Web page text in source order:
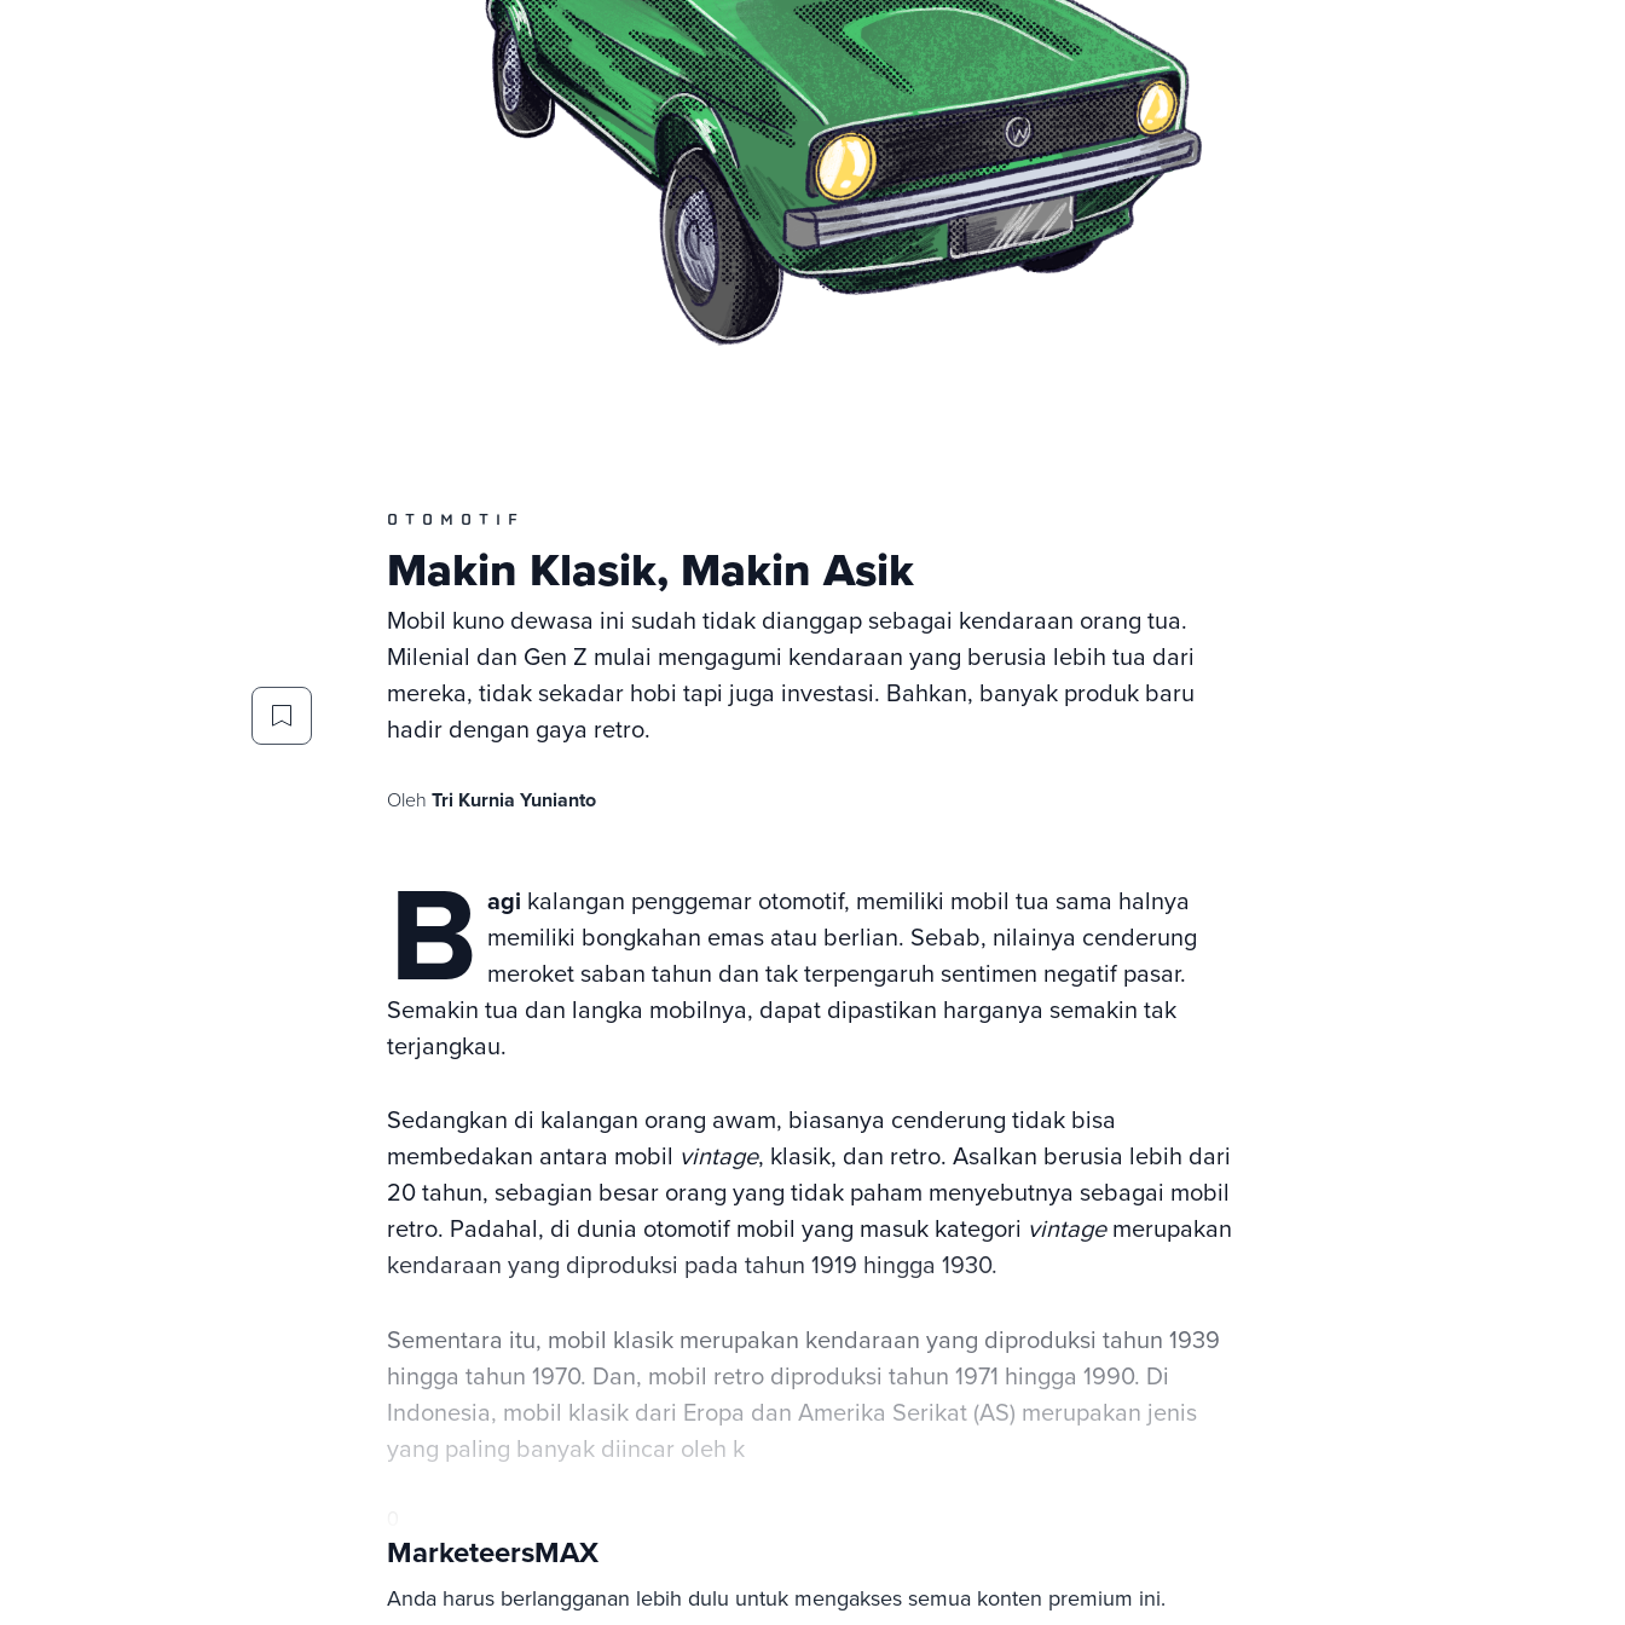
OTOMOTIF
Makin Klasik, Makin Asik
Mobil kuno dewasa ini sudah tidak dianggap sebagai kendaraan orang tua.
Milenial dan Gen Z mulai mengagumi kendaraan yang berusia lebih tua dari
mereka, tidak sekadar hobi tapi juga investasi. Bahkan, banyak produk baru
hadir dengan gaya retro.
Oleh Tri Kurnia Yunianto
B agi kalangan penggemar otomotif, memiliki mobil tua sama halnya
memiliki bongkahan emas atau berlian. Sebab, nilainya cenderung
meroket saban tahun dan tak terpengaruh sentimen negatif pasar.
Semakin tua dan langka mobilnya, dapat dipastikan harganya semakin tak
terjangkau.
Sedangkan di kalangan orang awam, biasanya cenderung tidak bisa
membedakan antara mobil vintage, klasik, dan retro. Asalkan berusia lebih dari
20 tahun, sebagian besar orang yang tidak paham menyebutnya sebagai mobil
retro. Padahal, di dunia otomotif mobil yang masuk kategori vintagemerupakan
kendaraan yang diproduksi pada tahun 1919 hingga 1930.
Sementara itu, mobil klasik merupakan kendaraan yang diproduksi tahun 1939
hingga tahun 1970. Dan, mobil retro diproduksi tahun 1971 hingga 1990. Di
Indonesia, mobil klasik dari Eropa dan Amerika Serikat (AS) merupakan jenis
yang paling banyak diincar oleh k
MarketeersMAX
Anda harus berlangganan lebih dulu untuk mengakses semua konten premium ini.